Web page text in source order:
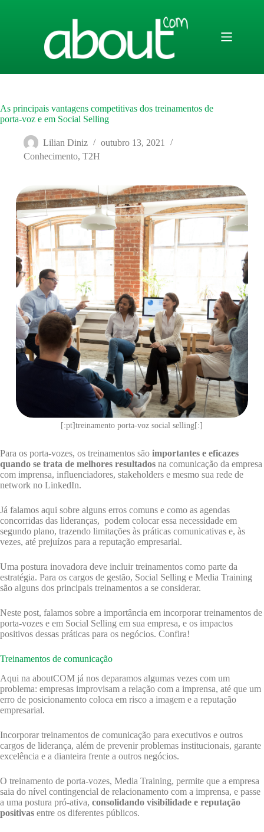
As principais vantagens competitivas dos treinamentos de
porta-voz e em Social Selling
Lilian Diniz
outubro 13, 2021
Conhecimento, T2H
[:pt]treinamento porta-voz social selling[:]
Para os porta-vozes, os treinamentos são importantes e eficazes
quando se trata de melhores resultados na comunicação da empresa
com imprensa, influenciadores, stakeholders e mesmo sua rede de
network no LinkedIn.
Já falamos aqui sobre alguns erros comuns e como as agendas
concorridas das lideranças, podem colocar essa necessidade em
segundo plano, trazendo limitações às práticas comunicativas e, às
vezes, até prejuízos para a reputação empresarial.
Uma postura inovadora deve incluir treinamentos como parte da
estratégia. Para os cargos de gestão, Social Selling e Media Training
são alguns dos principais treinamentos a se considerar.
Neste post, falamos sobre a importância em incorporar treinamentos de
porta-vozes e em Social Selling em sua empresa, e os impactos
positivos dessas práticas para os negócios. Confira!
Treinamentos de comunicação
Aqui na aboutCOM já nos deparamos algumas vezes com um
problema: empresas improvisam a relação com a imprensa, até que um
erro de posicionamento coloca em risco a imagem e a reputação
empresarial.
Incorporar treinamentos de comunicação para executivos e outros
cargos de liderança, além de prevenir problemas institucionais, garante
excelência e a dianteira frente a outros negócios.
O treinamento de porta-vozes, Media Training, permite que a empresa
saia do nível contingencial de relacionamento com a imprensa, e passe
a uma postura pró-ativa, consolidando visibilidade e reputação
positivas entre os diferentes públicos.